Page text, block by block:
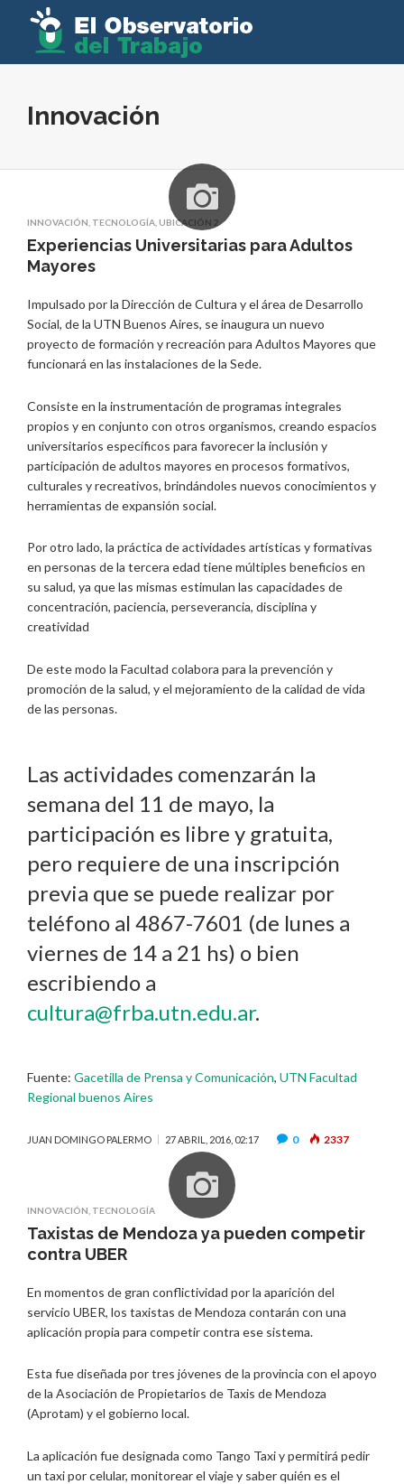
Innovación
INNOVACIÓN TECNOLOGÍA UBICACIÓN 2
Experiencias Universitarias para Adultos
Mayores
Impulsado por la Dirección de Cultura y el área de Desarrollo
Social, de la UTN Buenos Aires, se inaugura un nuevo
proyecto de formación y recreación para Adultos Mayores que
funcionará en las instalaciones de la Sede.
Consiste en la instrumentación de programas integrales
propios y en conjunto con otros organismos, creando espacios
universitarios específicos para favorecer la inclusión y
participación de adultos mayores en procesos formativos,
culturales y recreativos, brindándoles nuevos conocimientos y
herramientas de expansión social.
Por otro lado, la práctica de actividades artísticas y formativas
en personas de la tercera edad tiene múltiples beneficios en
su salud, ya que las mismas estimulan las capacidades de
concentración, paciencia, perseverancia, disciplina y
creatividad
De este modo la Facultad colabora para la prevención y
promoción de la salud, y el mejoramiento de la calidad de vida
de las personas.
Las actividades comenzarán la
semana del 11 de mayo, la
participación es libre y gratuita,
pero requiere de una inscripción
previa que se puede realizar por
teléfono al 4867-7601 (de lunes a
viernes de 14 a 21 hs) o bien
escribiendo a
cultura@frba.utn.edu.ar.
Fuente: Gacetilla de Prensa y Comunicación, UTN Facultad
Regional buenos Aires
JUAN DOMINGO PALERMO 27 ABRIL, 2016, 02:17 0 2337
INNOVACIÓN TECNOLOGÍA
Taxistas de Mendoza ya pueden competir
contra UBER
En momentos de gran conflictividad por la aparición del
servicio UBER, los taxistas de Mendoza contarán con una
aplicación propia para competir contra ese sistema.
Esta fue diseñada por tres jóvenes de la provincia con el apoyo
de la Asociación de Propietarios de Taxis de Mendoza
(Aprotam) y el gobierno local.
La aplicación fue designada como Tango Taxi y permitirá pedir
un taxi por celular, monitorear el viaje y saber quién es el